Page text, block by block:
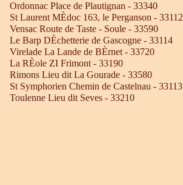
Ordonnac Place de Plautignan - 33340
St Laurent MÈdoc 163, le Perganson - 33112
Vensac Route de Taste - Soule - 33590
Le Barp DÈchetterie de Gascogne - 33114
Virelade La Lande de BÈrnet - 33720
La RÈole ZI Frimont - 33190
Rimons Lieu dit La Gourade - 33580
St Symphorien Chemin de Castelnau - 33113
Toulenne Lieu dit Seves - 33210